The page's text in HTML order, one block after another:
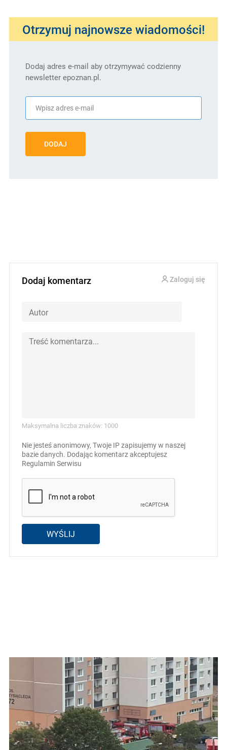
Otrzymuj najnowsze wiadomości!
Dodaj adres e-mail aby otrzymywać codzienny
newsletter epoznan.pl.
DODAJ
Dodaj komentarz Zaloguj się
Maksymalna liczba znaków: 1000
Nie jesteś anonimowy, Twoje IP zapisujemy w naszej
bazie danych. Dodając komentarz akceptujesz
Regulamin Serwisu
WYŚLIJ